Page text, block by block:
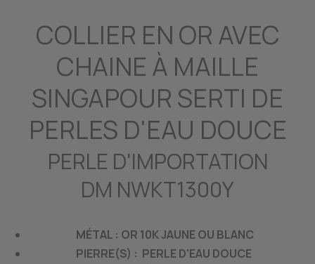
COLLIER EN OR AVEC
CHAINE À MAILLE
SINGAPOUR SERTI DE
PERLES D'EAU DOUCE
PERLE D'IMPORTATION
DM NWKT1300Y
MÉTAL : OR 10K JAUNE OU BLANC
PIERRE(S) : PERLE D'EAU DOUCE